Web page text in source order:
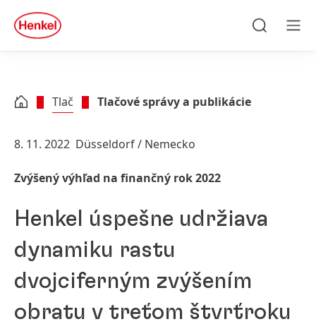
Skip to footer
quick
search
Tlač Tlačové správy a publikácie
8. 11. 2022 Düsseldorf / Nemecko
Zvýšený výhľad na finančný rok 2022
Henkel úspešne udržiava
dynamiku rastu
dvojciferným zvýšením
obratu v treťom štvrťroku